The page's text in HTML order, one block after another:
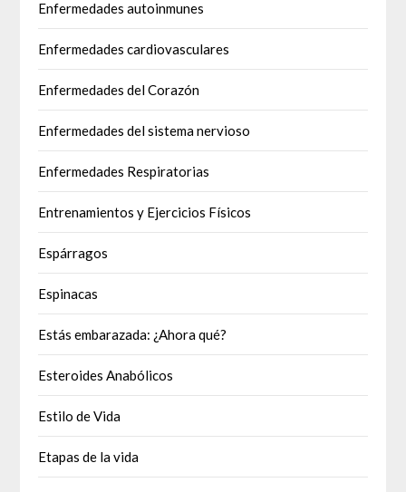
Enfermedades autoinmunes
Enfermedades cardiovasculares
Enfermedades del Corazón
Enfermedades del sistema nervioso
Enfermedades Respiratorias
Entrenamientos y Ejercicios Físicos
Espárragos
Espinacas
Estás embarazada: ¿Ahora qué?
Esteroides Anabólicos
Estilo de Vida
Etapas de la vida